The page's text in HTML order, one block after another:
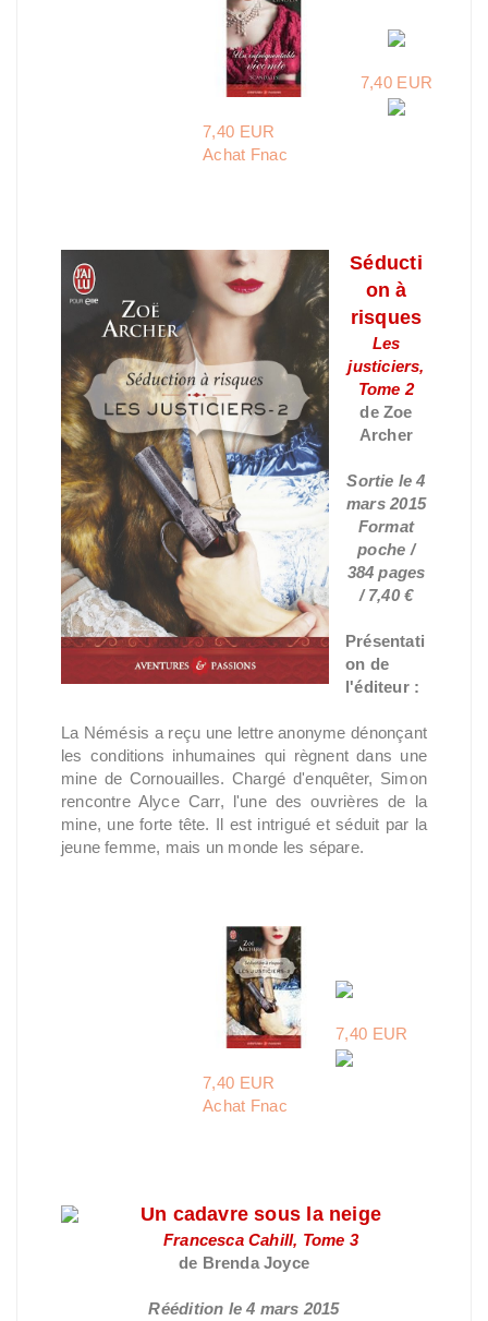
7,40 EUR
Achat Fnac
7,40 EUR
Séducti
on à
risques
Les
justiciers,
Tome 2
de Zoe
Archer
Sortie le 4
mars 2015
Format
poche /
384 pages
/ 7,40 €
Présentati
on de
l'éditeur :
La Némésis a reçu une lettre anonyme dénonçant
les conditions inhumaines qui règnent dans une
mine de Cornouailles. Chargé d'enquêter, Simon
rencontre Alyce Carr, l'une des ouvrières de la
mine, une forte tête. Il est intrigué et séduit par la
jeune femme, mais un monde les sépare.
7,40 EUR
Achat Fnac
7,40 EUR
Un cadavre sous la neige
Francesca Cahill, Tome 3
de Brenda Joyce
Réédition le 4 mars 2015